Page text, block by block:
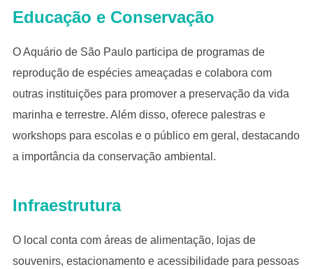
Educação e Conservação
O Aquário de São Paulo participa de programas de
reprodução de espécies ameaçadas e colabora com
outras instituições para promover a preservação da vida
marinha e terrestre. Além disso, oferece palestras e
workshops para escolas e o público em geral, destacando
a importância da conservação ambiental.
Infraestrutura
O local conta com áreas de alimentação, lojas de
souvenirs, estacionamento e acessibilidade para pessoas